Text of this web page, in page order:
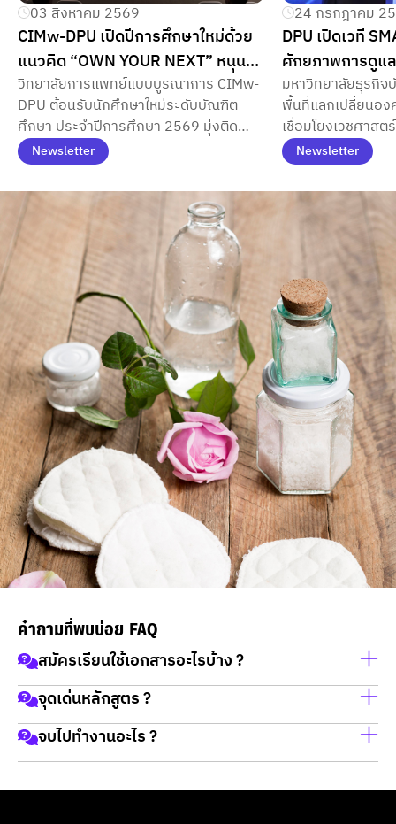
03 สิงหาคม 2569
CIMw-DPU เปิดปีการศึกษาใหม่ด้วย
แนวคิด “OWN YOUR NEXT” หนุน
นักศึกษาบัณฑิตศึกษาออกแบบเส้น
ทาง สร้างความสำเร็จด้วยการพัฒนา
ศักยภาพตนเอง
วิทยาลัยการแพทย์แบบบูรณาการ CIMw-
DPU ต้อนรับนักศึกษาใหม่ระดับบัณฑิต
ศึกษา ประจำปีการศึกษา 2569 มุ่งติด
อาวุธทางปัญญาและต่อยอดเครือข่าย
ธุรกิจสู่ความสำเร็จระดับมืออาชีพ
Newsletter
24 กรกฎาคม
DPU เปิดเวที
ศักยภาพการดูแ
Zone ผสาน
เสี่ยงโรคเรื้อรัง
อย่างมีคุณภาพ
มหาวิทยาลัยธุรกิจ
พื้นที่แลกเปลี่ยนอง
เชื่อมโยงเวชศาส
อาหารแห่งอนาคต
แบบบลูโซน มุ่งยก
ป้องกัน พร้อมต่อยอดสู่นวัตกรรมสุขภาพ
ตอบโจทย์ผู้บริโภ
Newsletter
คำถามที่พบบ่อย FAQ
สมัครเรียนใช้เอกสารอะไรบ้าง ?
1.สำเนาบัตรประชาชน
2.สำเนาทะเบียนบ้าน
3.วุฒิการศึกษา (ใบเกรด ถ้าไม่มี สามารถยื่นภายหลังได้ ก่อน
ไม่ใช้ GatPat ใช้เกรด 5- 6 เทอม ก็สมัครได้เลย และไม่กำหนด
จุดเด่นหลักสูตร ?
CIM - วิทยาลัยการแพทย์บูรณาการ
ตัวอย่างคำถาม (แก้ไขได้ตามจริง) คำตอบ
จบไปทำงานอะไร ?
ทำงานในคลินิกความงามและชะลอวัย (Medical